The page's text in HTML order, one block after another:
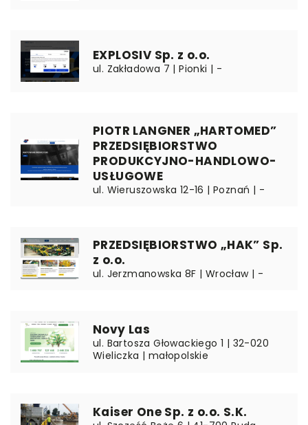
EXPLOSIV Sp. z o.o.
ul. Zakładowa 7 | Pionki | -
PIOTR LANGNER „HARTOMED”
PRZEDSIĘBIORSTWO
PRODUKCYJNO-HANDLOWO-
USŁUGOWE
ul. Wieruszowska 12-16 | Poznań | -
PRZEDSIĘBIORSTWO „HAK” Sp.
z o.o.
ul. Jerzmanowska 8F | Wrocław | -
Novy Las
ul. Bartosza Głowackiego 1 | 32-020
Wieliczka | małopolskie
Kaiser One Sp. z o.o. S.K.